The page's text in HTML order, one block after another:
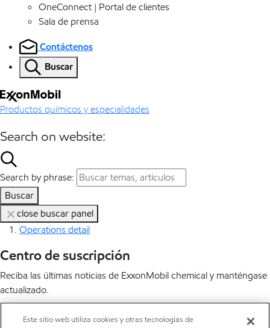
OneConnect | Portal de clientes
Sala de prensa
Contáctenos
Buscar
Productos químicos y especialidades
Search on website:
Search by phrase:
Buscar
close buscar panel
Operations detail
Centro de suscripción
Reciba las últimas noticias de ExxonMobil chemical y manténgase
actualizado.
Suscríbete ahora
Este sitio web utiliza cookies y otras tecnologías de